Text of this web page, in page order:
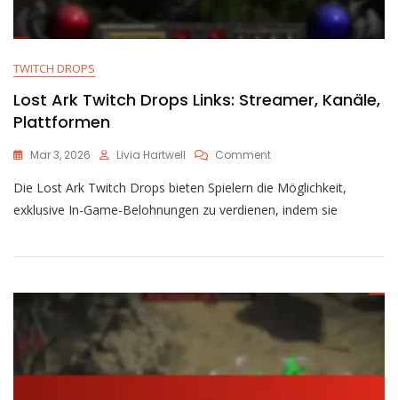
TWITCH DROPS
Lost Ark Twitch Drops Links: Streamer, Kanäle,
Plattformen
Mar 3, 2026 Livia Hartwell CommentOn
Ark
Twitch
Drops
Streamer,
Die Lost Ark Twitch Drops bieten Spielern die Möglichkeit,
exklusive In-Game-Belohnungen zu verdienen, indem sie